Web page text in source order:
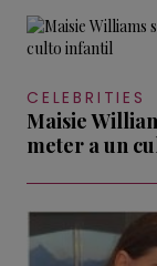
CELEBRITIES
Maisie
meter a un